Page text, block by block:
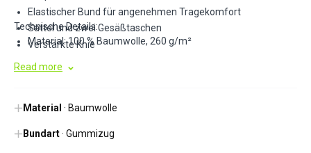
Elastischer Bund für angenehmen Tragekomfort
Sattel und zwei Gesäßtaschen
Verstärkte Knie
Seitliche Multifunktions-Werkzeugtaschen an den Beinen
Platz für Firmenlogo-Aufdruck
Technische Details:
Material: 100 % Baumwolle, 260 g/m²
Read more
Material · Baumwolle
Bundart· Gummizug